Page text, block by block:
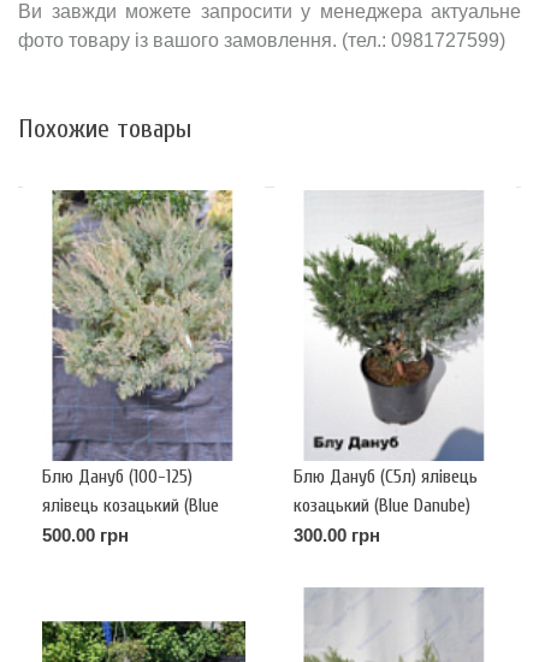
Ви завжди можете запросити у менеджера актуальне
фото товару із вашого замовлення. (тел.: 0981727599)
Похожие товары
Блю Дануб (100-125)
ялівець козацький (Blue
Danube)
500.00 грн
Блю Дануб (С5л) ялівець
козацький (Blue Danube)
(h-35-40,d-50)
300.00 грн